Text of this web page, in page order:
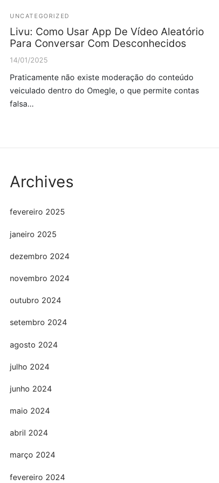
UNCATEGORIZED
Livu: Como Usar App De Vídeo Aleatório
Para Conversar Com Desconhecidos
14/01/2025
Praticamente não existe moderação do conteúdo
veiculado dentro do Omegle, o que permite contas
falsa…
Archives
fevereiro 2025
janeiro 2025
dezembro 2024
novembro 2024
outubro 2024
setembro 2024
agosto 2024
julho 2024
junho 2024
maio 2024
abril 2024
março 2024
fevereiro 2024